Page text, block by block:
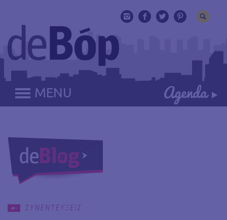
MENU
ΣΥΝΕΝΤΕΥΞΕΙΣ